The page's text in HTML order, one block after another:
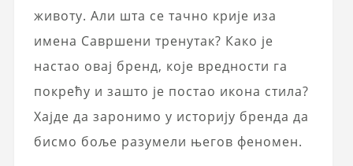
животу. Али шта се тачно крије иза
имена Савршени тренутак? Како је
настао овај бренд, које вредности га
покрећу и зашто је постао икона стила?
Хајде да заронимо у историју бренда да
бисмо боље разумели његов феномен.